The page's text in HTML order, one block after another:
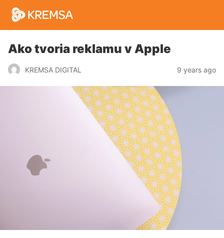
Ako tvoria reklamu v Apple
KREMSA DIGITAL 9 years ago